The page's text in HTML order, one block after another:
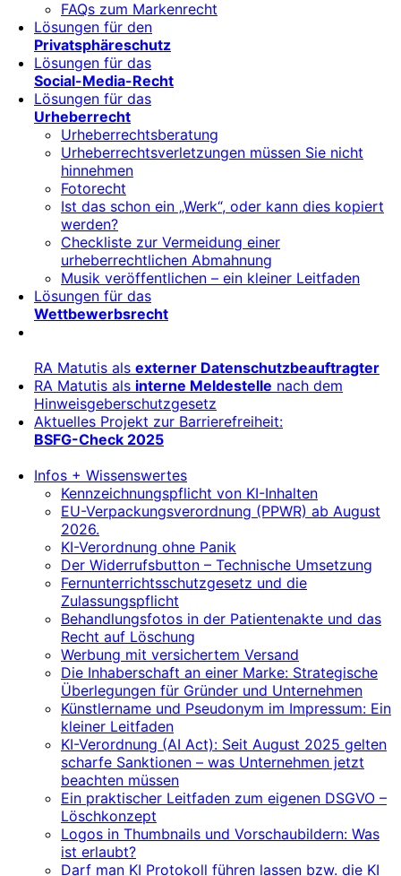
FAQs zum Markenrecht
Lösungen für den
Privatsphäreschutz
Lösungen für das
Social-Media-Recht
Lösungen für das
Urheberrecht
Urheberrechtsberatung
Urheberrechtsverletzungen müssen Sie nicht
hinnehmen
Fotorecht
Ist das schon ein „Werk“, oder kann dies kopiert
werden?
Checkliste zur Vermeidung einer
urheberrechtlichen Abmahnung
Musik veröffentlichen – ein kleiner Leitfaden
Lösungen für das
Wettbewerbsrecht
RA Matutis als externer Datenschutzbeauftragter
RA Matutis als interne Meldestelle nach dem
Hinweisgeberschutzgesetz
Aktuelles Projekt zur Barrierefreiheit:
BSFG-Check 2025
Infos + Wissenswertes
Kennzeichnungspflicht von KI-Inhalten
EU-Verpackungsverordnung (PPWR) ab August
2026.
KI-Verordnung ohne Panik
Der Widerrufsbutton – Technische Umsetzung
Fernunterrichtsschutzgesetz und die
Zulassungspflicht
Behandlungsfotos in der Patientenakte und das
Recht auf Löschung
Werbung mit versichertem Versand
Die Inhaberschaft an einer Marke: Strategische
Überlegungen für Gründer und Unternehmen
Künstlername und Pseudonym im Impressum: Ein
kleiner Leitfaden
KI-Verordnung (AI Act): Seit August 2025 gelten
scharfe Sanktionen – was Unternehmen jetzt
beachten müssen
Ein praktischer Leitfaden zum eigenen DSGVO –
Löschkonzept
Logos in Thumbnails und Vorschaubildern: Was
ist erlaubt?
Darf man KI Protokoll führen lassen bzw. die KI